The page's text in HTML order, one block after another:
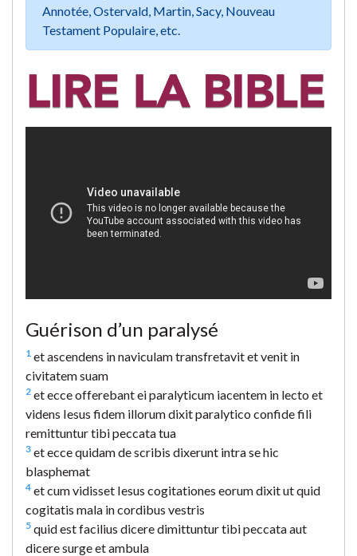
Annotée, Ostervald, Martin, Sacy, Nouveau
Testament Populaire, etc.
Guérison d’un paralysé
1 et ascendens in naviculam transfretavit et venit in
civitatem suam
2 et ecce offerebant ei paralyticum iacentem in lecto et
videns Iesus fidem illorum dixit paralytico confide fili
remittuntur tibi peccata tua
3 et ecce quidam de scribis dixerunt intra se hic
blasphemat
4 et cum vidisset Iesus cogitationes eorum dixit ut quid
cogitatis mala in cordibus vestris
5 quid est facilius dicere dimittuntur tibi peccata aut
dicere surge et ambula